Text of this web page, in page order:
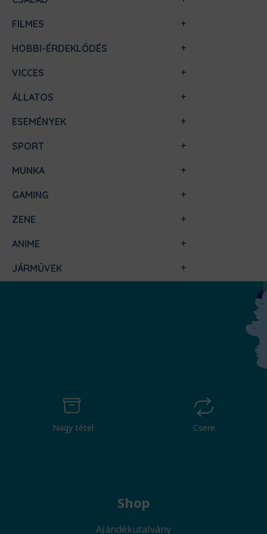
FILMES
HOBBI-ÉRDEKLŐDÉS
VICCES
ÁLLATOS
ESEMÉNYEK
SPORT
MUNKA
GAMING
ZENE
ANIME
JÁRMŰVEK
Nagy tétel Csere
Shop
Ajándékutalvány